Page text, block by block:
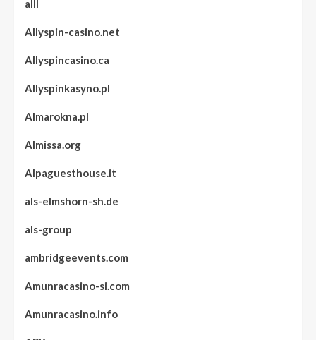
alll
Allyspin-casino.net
Allyspincasino.ca
Allyspinkasyno.pl
Almarokna.pl
Almissa.org
Alpaguesthouse.it
als-elmshorn-sh.de
als-group
ambridgeevents.com
Amunracasino-si.com
Amunracasino.info